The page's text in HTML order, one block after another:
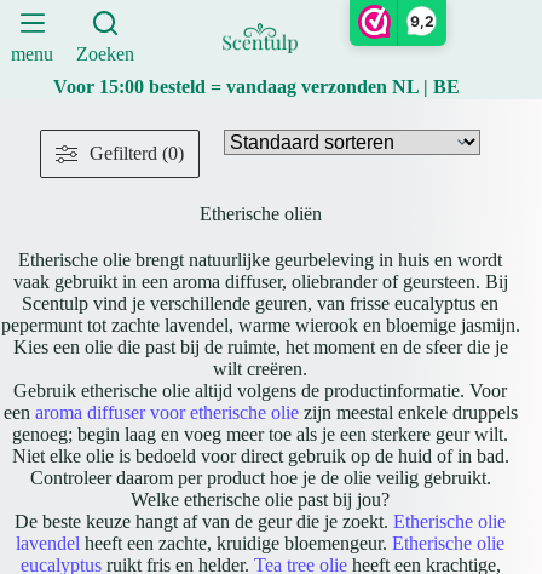
9,2
Ga
naar
demenu
Zoeken
Voor 15:00 besteld = vandaag verzonden NL | BE
Etherische oliën
Etherische olie brengt natuurlijke geurbeleving in huis en wordt
vaak gebruikt in een aroma diffuser, oliebrander of geursteen. Bij
Scentulp vind je verschillende geuren, van frisse eucalyptus en
pepermunt tot zachte lavendel, warme wierook en bloemige jasmijn.
Kies een olie die past bij de ruimte, het moment en de sfeer die je
wilt creëren.
Gebruik etherische olie altijd volgens de productinformatie. Voor
een aroma diffuser voor etherische oliezijn meestal enkele druppels
genoeg; begin laag en voeg meer toe als je een sterkere geur wilt.
Niet elke olie is bedoeld voor direct gebruik op de huid of in bad.
Controleer daarom per product hoe je de olie veilig gebruikt.
Welke etherische olie past bij jou?
De beste keuze hangt af van de geur die je zoekt.Etherische olie
lavendel heeft een zachte, kruidige bloemengeur.Etherische olie
eucalyptusruikt fris en helder. Tea tree olieheeft een krachtige,
Gefilterd (0)